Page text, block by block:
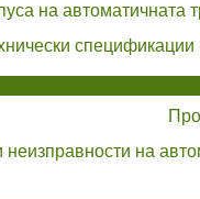
на автоматичната
спецификации
на